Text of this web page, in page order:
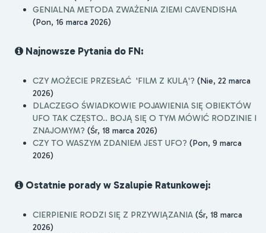
GENIALNA METODA ZWAŻENIA ZIEMI CAVENDISHA
(Pon, 16 marca 2026)
Najnowsze Pytania do FN:
CZY MOŻECIE PRZESŁAĆ 'FILM Z KULĄ'? (Nie, 22 marca
2026)
DLACZEGO ŚWIADKOWIE POJAWIENIA SIĘ OBIEKTÓW
UFO TAK CZĘSTO.. BOJĄ SIĘ O TYM MÓWIĆ RODZINIE I
ZNAJOMYM? (Śr, 18 marca 2026)
CZY TO WASZYM ZDANIEM JEST UFO? (Pon, 9 marca
2026)
Ostatnie porady w Szalupie Ratunkowej:
CIERPIENIE RODZI SIĘ Z PRZYWIĄZANIA (Śr, 18 marca
2026)